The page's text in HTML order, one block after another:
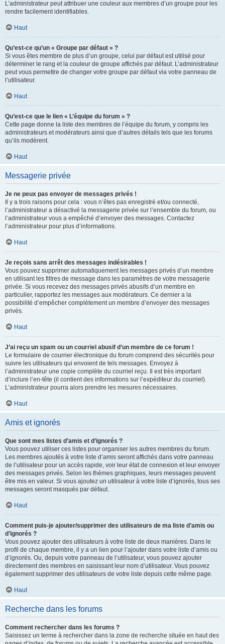
L’administrateur peut attribuer une couleur aux membres d’un groupe pour les
rendre facilement identifiables.
Haut
Qu’est-ce qu’un « Groupe par défaut » ?
Si vous êtes membre de plus d’un groupe, celui par défaut est utilisé pour
déterminer le rang et la couleur de groupe affichés par défaut. L’administrateur
peut vous permettre de changer votre groupe par défaut via votre panneau de
l’utilisateur.
Haut
Qu’est-ce que le lien « L’équipe du forum » ?
Cette page donne la liste des membres de l’équipe du forum, y compris les
administrateurs et modérateurs ainsi que d’autres détails tels que les forums
qu’ils modèrent.
Haut
Messagerie privée
Je ne peux pas envoyer de messages privés !
Il y a trois raisons pour cela : vous n’êtes pas enregistré et/ou connecté,
l’administrateur a désactivé la messagerie privée sur l’ensemble du forum, ou
l’administrateur vous a empêché d’envoyer des messages. Contactez
l’administrateur pour plus d’informations.
Haut
Je reçois sans arrêt des messages indésirables !
Vous pouvez supprimer automatiquement les messages privés d’un membre
en utilisant les filtres de message dans les paramètres de votre messagerie
privée. Si vous recevez des messages privés abusifs d’un membre en
particulier, rapportez les messages aux modérateurs. Ce dernier a la
possibilité d’empêcher complètement un membre d’envoyer des messages
privés.
Haut
J’ai reçu un spam ou un courriel abusif d’un membre de ce forum !
Le formulaire de courrier électronique du forum comprend des sécurités pour
suivre les utilisateurs qui envoient de tels messages. Envoyez à
l’administrateur une copie complète du courriel reçu. Il est très important
d’inclure l’en-tête (il contient des informations sur l’expéditeur du courriel).
L’administrateur pourra alors prendre les mesures nécessaires.
Haut
Amis et ignorés
Que sont mes listes d’amis et d’ignorés ?
Vous pouvez utiliser ces listes pour organiser les autres membres du forum.
Les membres ajoutés à votre liste d’amis seront affichés dans votre panneau
de l’utilisateur pour un accès rapide, voir leur état de connexion et leur envoyer
des messages privés. Selon les thèmes graphiques, leurs messages peuvent
être mis en valeur. Si vous ajoutez un utilisateur à votre liste d’ignorés, tous ses
messages seront masqués par défaut.
Haut
Comment puis-je ajouter/supprimer des utilisateurs de ma liste d’amis ou
d’ignorés ?
Vous pouvez ajouter des utilisateurs à votre liste de deux manières. Dans le
profil de chaque membre, il y a un lien pour l’ajouter dans votre liste d’amis ou
d’ignorés. Ou, depuis votre panneau de l’utilisateur, vous pouvez ajouter
directement des membres en saisissant leur nom d’utilisateur. Vous pouvez
également supprimer des utilisateurs de votre liste depuis cette même page.
Haut
Recherche dans les forums
Comment rechercher dans les forums ?
Saisissez un terme à rechercher dans la zone de recherche située en haut des